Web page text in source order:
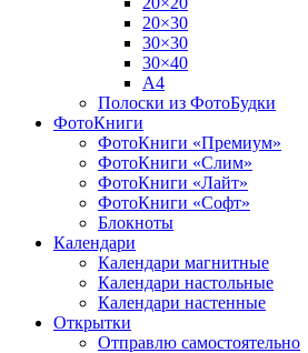
20×30
30×30
30×40
A4
Полоски из ФотоБудки
ФотоКниги
ФотоКниги «Премиум»
ФотоКниги «Слим»
ФотоКниги «Лайт»
ФотоКниги «Софт»
Блокноты
Календари
Календари магнитные
Календари настольные
Календари настенные
Открытки
Отправлю самостоятельно